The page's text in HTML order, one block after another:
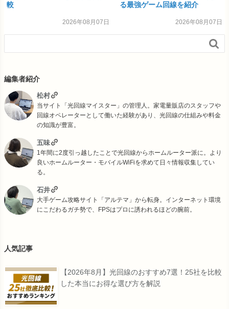
較
2026年08月07日
る最強ゲーム回線を紹介
2026年08月07日

編集者紹介
松村
当サイト「光回線マイスター」の管理人。家電量販店のスタッフや
回線オペレーターとして働いた経験があり、光回線の仕組みや料金
の知識が豊富。
五味
1年間に2度引っ越したことで光回線からホームルーター派に。より
良いホームルーター・モバイルWiFiを求めて日々情報収集してい
る。
石井
大手ゲーム攻略サイト「アルテマ」から転身。インターネット環境
にこだわるガチ勢で、FPSはプロに誘われるほどの腕前。
人気記事
【2026年8月】光回線のおすすめ7選！25社を比較
した本当にお得な選び方を解説